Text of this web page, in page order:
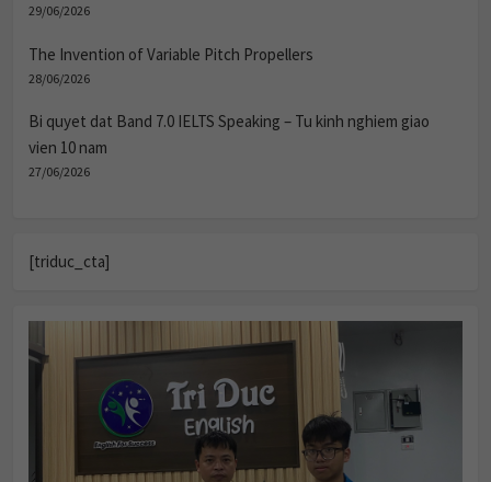
29/06/2026
The Invention of Variable Pitch Propellers
28/06/2026
Bi quyet dat Band 7.0 IELTS Speaking – Tu kinh nghiem giao
vien 10 nam
27/06/2026
[triduc_cta]